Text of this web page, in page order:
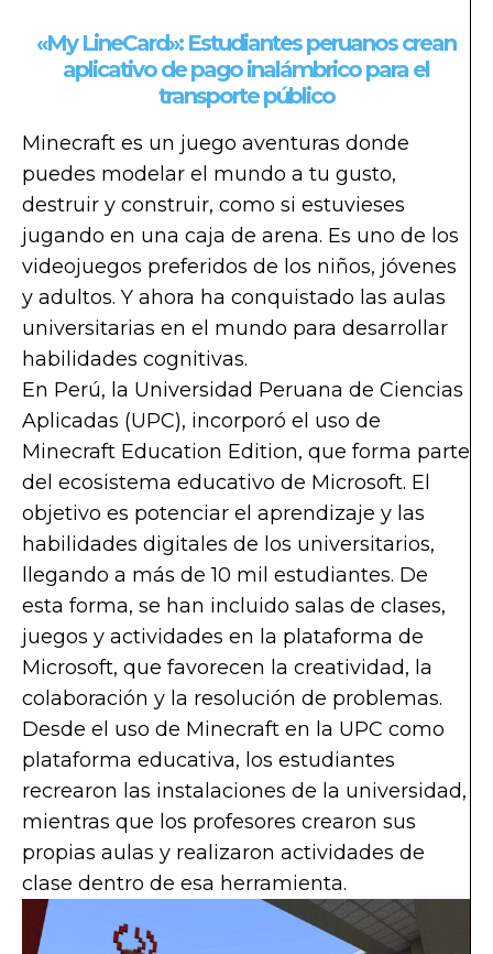
«My LineCard»: Estudiantes peruanos crean
aplicativo de pago inalámbrico para el
transporte público
Minecraft es un juego aventuras donde
puedes modelar el mundo a tu gusto,
destruir y construir, como si estuvieses
jugando en una caja de arena. Es uno de los
videojuegos preferidos de los niños, jóvenes
y adultos. Y ahora ha conquistado las aulas
universitarias en el mundo para desarrollar
habilidades cognitivas.
En Perú, la Universidad Peruana de Ciencias
Aplicadas (UPC), incorporó el uso de
Minecraft Education Edition, que forma parte
del ecosistema educativo de Microsoft. El
objetivo es potenciar el aprendizaje y las
habilidades digitales de los universitarios,
llegando a más de 10 mil estudiantes. De
esta forma, se han incluido salas de clases,
juegos y actividades en la plataforma de
Microsoft, que favorecen la creatividad, la
colaboración y la resolución de problemas.
Desde el uso de Minecraft en la UPC como
plataforma educativa, los estudiantes
recrearon las instalaciones de la universidad,
mientras que los profesores crearon sus
propias aulas y realizaron actividades de
clase dentro de esa herramienta.